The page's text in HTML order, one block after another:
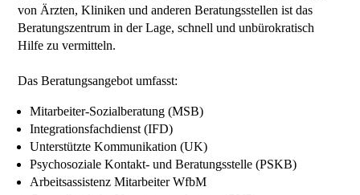
von Ärzten, Kliniken und anderen Beratungsstellen ist das
Beratungszentrum in der Lage, schnell und unbürokratisch
Hilfe zu vermitteln.
Das Beratungsangebot umfasst:
Mitarbeiter-Sozialberatung (MSB)
Integrationsfachdienst (IFD)
Unterstützte Kommunikation (UK)
Psychosoziale Kontakt- und Beratungsstelle (PSKB)
Arbeitsassistenz Mitarbeiter WfbM